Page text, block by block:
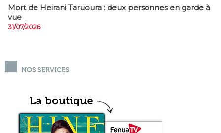
Mort de Heirani Taruoura : deux personnes en garde à
vue
31/07/2026